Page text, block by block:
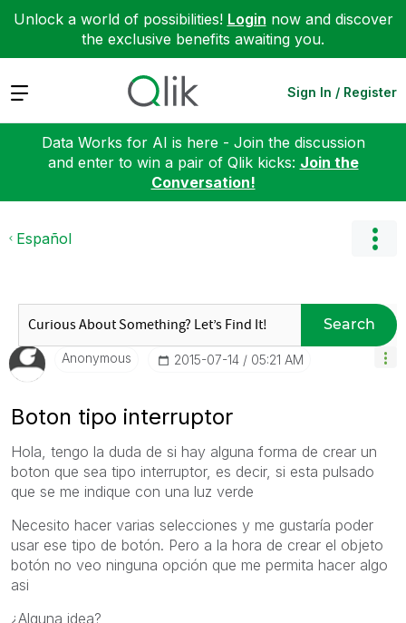
Unlock a world of possibilities! Login now and discover
the exclusive benefits awaiting you.
Expand Sign In / Register
Data Works for AI is here - Join the discussion
and enter to win a pair of Qlik kicks: Join the
Conversation!
Español
Search
Anonymous ‎2015-07-14 05:21 AM
Boton tipo interruptor
Hola, tengo la duda de si hay alguna forma de crear un
boton que sea tipo interruptor, es decir, si esta pulsado
que se me indique con una luz verde
Necesito hacer varias selecciones y me gustaría poder
usar ese tipo de botón. Pero a la hora de crear el objeto
botón no veo ninguna opción que me permita hacer algo
asi
¿Alguna idea?